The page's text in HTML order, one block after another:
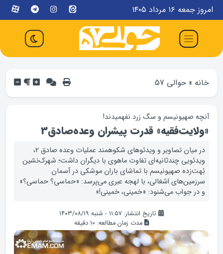
امروز جمعه ۱۶ مرداد ۱۴۰۵
خانه » حوالی 57
آنچه صهیونیسم و سگ زرد نفهمیدند!
«ولایت‌فقیه» قدرت پیشران وعده‌صادق3
در میان تصاویر و ویدئوهای شکوهمند عملیات وعده صادق 2،
ویدئویی چندثانیه‌ای تفاوت ماهوی با دیگران داشت؛ شهرک‌نشین
بُهت‌زده صهیونیسم با تماشای باران موشکی در آسمان
سرزمین‌های اشغالی، با لهجه عبری می‌پرسد: «حماسی؟ حماسی؟»
و در جواب می‌شنود: «خمینی، خمینی!»
تاریخ انتشار: ۱۱:۵۷ - شنبه ۱۴۰۳/۰۸/۱۹
مدت زمان مطالعه: 10 دقیقه